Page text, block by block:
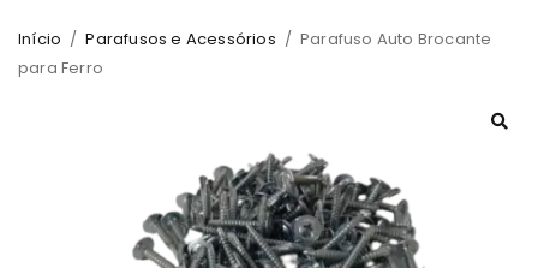
Início / Parafusos e Acessórios / Parafuso Auto Brocante
para Ferro